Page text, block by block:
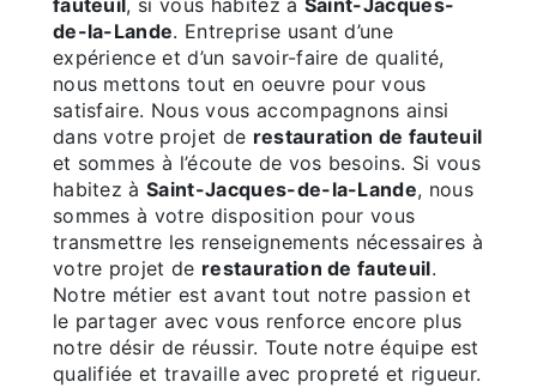
fauteuil, si vous habitez à Saint-Jacques-
de-la-Lande. Entreprise usant d’une
expérience et d’un savoir-faire de qualité,
nous mettons tout en oeuvre pour vous
satisfaire. Nous vous accompagnons ainsi
dans votre projet de restauration de fauteuil
et sommes à l’écoute de vos besoins. Si vous
habitez àSaint-Jacques-de-la-Lande, nous
sommes à votre disposition pour vous
transmettre les renseignements nécessaires à
votre projet de restauration de fauteuil.
Notre métier est avant tout notre passion et
le partager avec vous renforce encore plus
notre désir de réussir. Toute notre équipe est
qualifiée et travaille avec propreté et rigueur.